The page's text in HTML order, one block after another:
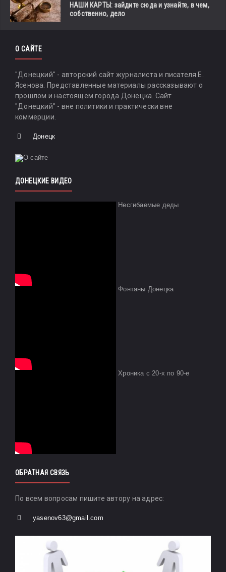
НАШИ КАРТЫ: зайдите сюда и узнайте, в чем,
собственно, дело
О САЙТЕ
"Донецкий" - авторский сайт журналиста и писателя Е.
Ясенова. Представленные материалы рассказывают о
прошлом и настоящем города Донецка. Сайт
"Донецкий" - вне политики и практически вне
коммерции.
Донецк
ДОНЕЦКИЕ ВИДЕО
Несгибаемые деды
Фонтаны Донецка
Хроника с 20-х по 90-е
ОБРАТНАЯ СВЯЗЬ
По всем вопросам пишите автору на адрес:
yasenov63@gmail.com